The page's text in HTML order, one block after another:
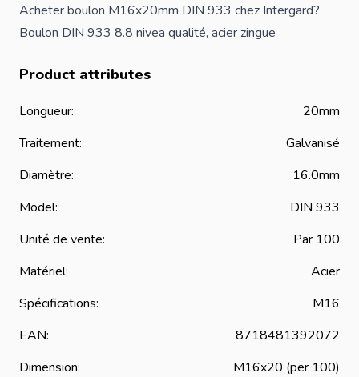
Acheter boulon M16x20mm DIN 933 chez Intergard?
Boulon DIN 933 8.8 nivea qualité, acier zingue
Product attributes
Longueur:
20mm
Traitement:
Galvanisé
Diamètre:
16.0mm
Model:
DIN 933
Unité de vente:
Par 100
Matériel:
Acier
Spécifications:
M16
EAN:
8718481392072
Dimension:
M16x20 (per 100)